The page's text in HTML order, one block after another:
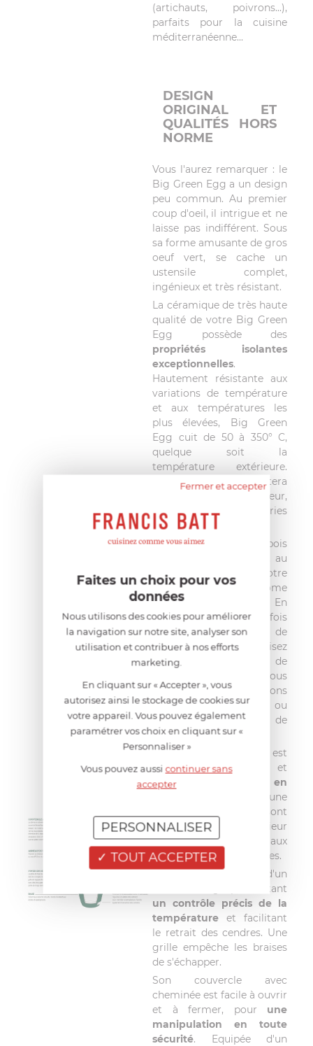
(artichauts, poivrons...),
parfaits pour la cuisine
méditerranéenne...
DESIGN
ORIGINAL ET
QUALITÉS HORS
NORME
Vous l'aurez remarquer : le
Big Green Egg a un design
peu commun. Au premier
coup d'oeil, il intrigue et ne
laisse pas indifférent. Sous
sa forme amusante de gros
oeuf vert, se cache un
ustensile complet,
ingénieux et très résistant.
La céramique de très haute
qualité de votre Big Green
Egg possède des
propriétés isolantes
exceptionnelles.
Hautement résistante aux
variations de température
et aux températures les
plus élevées, Big Green
Egg cuit de 50 à 350° C,
quelque soit la
température extérieure.
Plus rien ne vous arrêtera
pour cuisiner en extérieur,
ni l'hiver, ni les intempéries
!
Grâce au charbon de bois
naturel Big Green Egg, au
calibrage idéal, votre
cuiseur est très économe
en combustible. En
remplissant une seule fois
le foyer (1 portion de
charbon), vous cuisez
pendant 6 à 8 heures de
façon constante et vous
évitez les manipulations
salissantes à répétition ou
les approximations de
dosage.
Le Big Green Egg est
composé d'une base et
d'un couvercle en
d'une
grande robustesse. Ils sont
garantis à vie
! L'extérieur
est verni pour résister aux
éclats et aux égratignures.
La base est équipée d'un
volet de tirage, permettant
un contrôle précis de la
température et facilitant
le retrait des cendres. Une
grille empêche les braises
de s'échapper.
Son couvercle avec
cheminée est facile à ouvrir
et à fermer, pour une
manipulation en toute
sécurité. Equipée d'un
Fermer et accepter
Faites un choix pour vos
données
Nous utilisons des cookies pour améliorer
la navigation sur notre site, analyser son
utilisation et contribuer à nos efforts
marketing.
En cliquant sur « Accepter », vous
autorisez ainsi le stockage de cookies sur
votre appareil. Vous pouvez également
paramétrer vos choix en cliquant sur «
Personnaliser »
Vous pouvez aussicontinuer sans
accepter
TOUT ACCEPTER
PERSONNALISER